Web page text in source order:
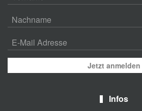
Jetzt anmelden
Infos